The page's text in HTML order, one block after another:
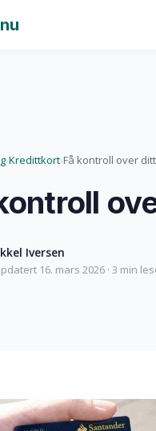
›Kredittkort›Få kontroll over
Iversen
16. mars 2026 · 3 min